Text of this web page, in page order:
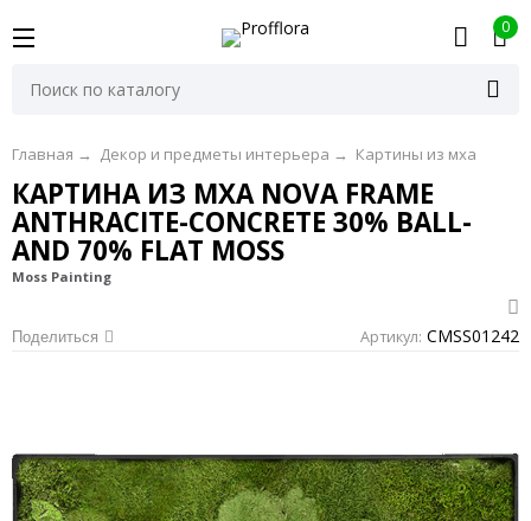
0
Главная → Декор и предметы интерьера → Картины из мха
КАРТИНА ИЗ МХА NOVA FRAME
ANTHRACITE-CONCRETE 30% BALL-
AND 70% FLAT MOSS
Moss Painting
Поделиться Артикул: CMSS01242